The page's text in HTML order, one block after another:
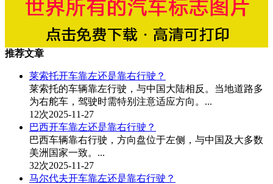
推荐文章
莱索托开车靠左还是靠右行驶？
莱索托的车辆靠左行驶，与中国大陆相反。当地道路多
为右舵车，驾驶时需特别注意适应方向。...
12次2025-11-27
巴西开车靠左还是靠右行驶？
巴西车辆靠右行驶，方向盘位于左侧，与中国及大多数
美洲国家一致。...
32次2025-11-27
马尔代夫开车靠左还是靠右行驶？